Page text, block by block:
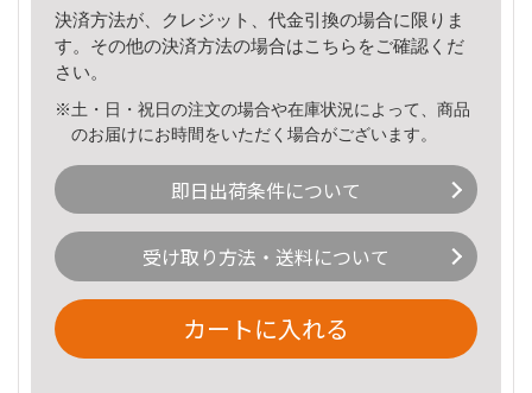
決済方法が、クレジット、代金引換の場合に限りま
す。その他の決済方法の場合はこちら をご確認くだ
さい。
※土・日・祝日の注文の場合や在庫状況によって、商品
のお届けにお時間をいただく場合がございます。
即日出荷条件について
受け取り方法・送料について
カートに入れる